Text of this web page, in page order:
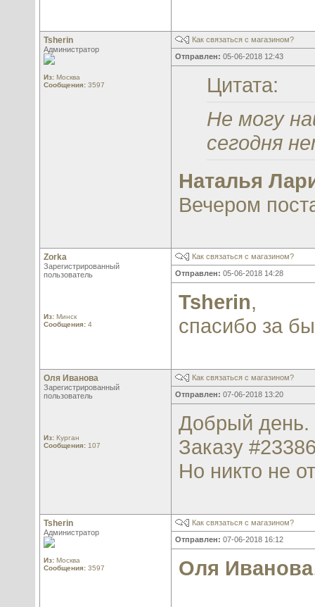
Tsherin
Администратор
Из: Москва
Сообщения: 3597
Как связаться с магазином?
Отправлен: 05-06-2018 12:43
Цитата:
Не могу
сегодня
Наталья
Вечером
Zorka
Зарегистрированный
пользователь
Из: Минск
Сообщения: 4
Как связаться с магазином?
Отправлен: 05-06-2018 14:28
Tsherin,
спасибо за
Оля Иванова
Зарегистрированный
пользователь
Из: Курган
Сообщения: 107
Как связаться с магазином?
Отправлен: 07-06-2018 13:20
Добрый день.
Заказу
Но никто не
Tsherin
Администратор
Из: Москва
Сообщения: 3597
Как связаться с магазином?
Отправлен: 07-06-2018 16:12
Оля Иванова